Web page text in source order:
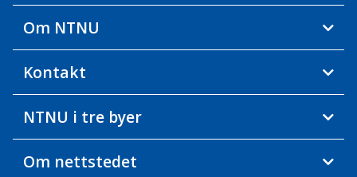
Om NTNU
Kontakt
NTNU i tre byer
Om nettstedet